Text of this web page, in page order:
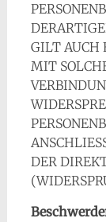
GILT AUCH
MIT
DER